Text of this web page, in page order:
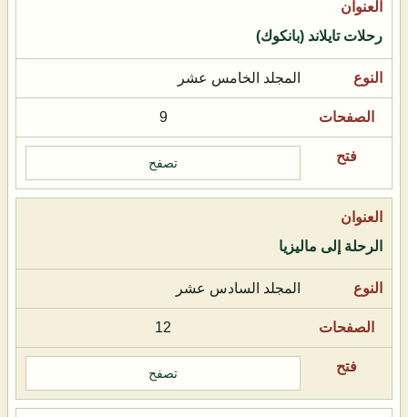
رحلات تايلاند (بانكوك)
المجلد الخامس عشر
9
تصفح
الرحلة إلى ماليزيا
المجلد السادس عشر
12
تصفح